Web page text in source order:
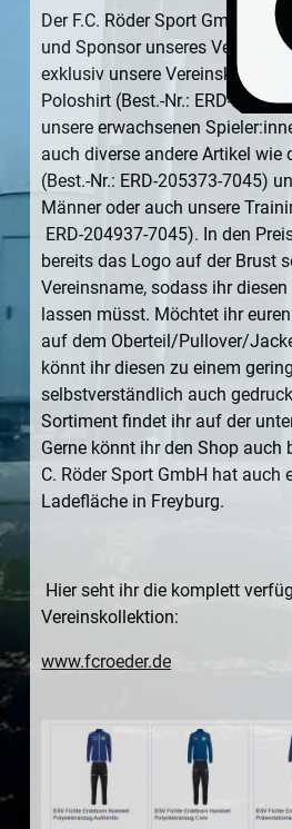
Der F.C. Röder Sport GmbH ist
und Sponsor unseres
exklusiv unsere
Poloshirt (Best.-Nr.: ERD-
unsere erwachsenen
auch diverse andere Artikel
(Best.-Nr.: ERD-205373-7045)
Männer oder auch unsere
ERD-204937-7045). In den
bereits das Logo auf der Brust
Vereinsname, sodass ihr
lassen müsst. Möchtet ihr
auf dem Oberteil/Pullover/
könnt ihr diesen zu einem
selbstverständlich auch
Sortiment findet ihr auf der
Gerne könnt ihr den Shop auch
C. Röder Sport GmbH hat auch
Ladefläche in Freyburg.
Hier seht ihr die komplett
Vereinskollektion:
www.fcroeder.de